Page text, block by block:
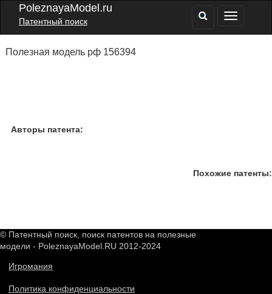
PoleznayaModel.ru
Патентный поиск
Полезная модель рф 156394
Авторы патента:
Похожие патенты:
© Патентный поиск, поиск патентов на полезные
модели - PoleznayaModel.RU 2012-2024
Игромания
Политика конфиденциальности